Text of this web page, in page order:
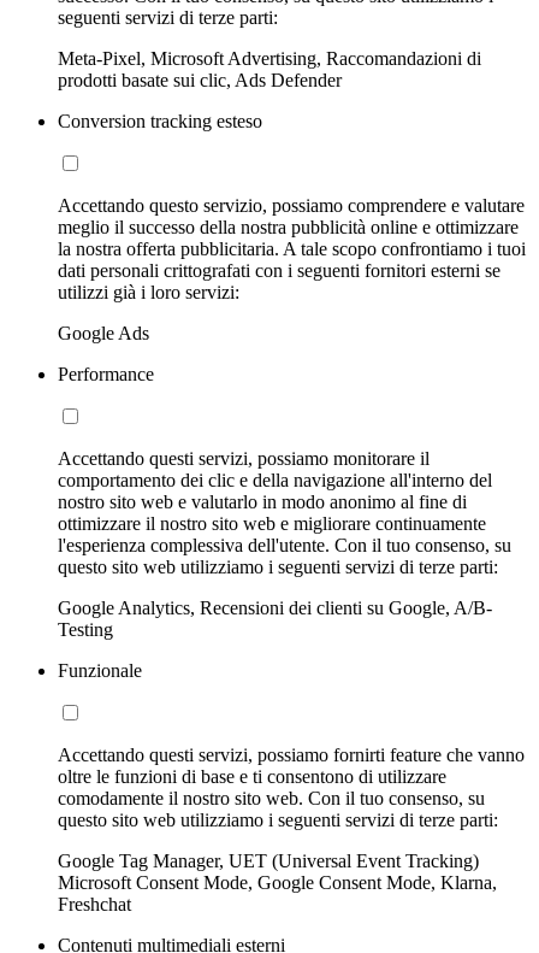
seguenti servizi di terze parti:
Meta-Pixel, Microsoft Advertising, Raccomandazioni di
prodotti basate sui clic, Ads Defender
Conversion tracking esteso
Accettando questo servizio, possiamo comprendere e valutare
meglio il successo della nostra pubblicità online e ottimizzare
la nostra offerta pubblicitaria. A tale scopo confrontiamo i tuoi
dati personali crittografati con i seguenti fornitori esterni se
utilizzi già i loro servizi:
Google Ads
Performance
Accettando questi servizi, possiamo monitorare il
comportamento dei clic e della navigazione all'interno del
nostro sito web e valutarlo in modo anonimo al fine di
ottimizzare il nostro sito web e migliorare continuamente
l'esperienza complessiva dell'utente. Con il tuo consenso, su
questo sito web utilizziamo i seguenti servizi di terze parti:
Google Analytics, Recensioni dei clienti su Google, A/B-
Testing
Funzionale
Accettando questi servizi, possiamo fornirti feature che vanno
oltre le funzioni di base e ti consentono di utilizzare
comodamente il nostro sito web. Con il tuo consenso, su
questo sito web utilizziamo i seguenti servizi di terze parti:
Google Tag Manager, UET (Universal Event Tracking)
Microsoft Consent Mode, Google Consent Mode, Klarna,
Freshchat
Contenuti multimediali esterni